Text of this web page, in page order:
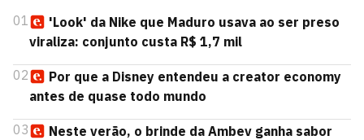
01
'Look' da Nike que Maduro usava ao ser preso
viraliza: conjunto custa R$ 1,7 mil
02
Por que a Disney entendeu a creator economy
antes de quase todo mundo
03
Neste verão, o brinde da Ambev ganha sabor